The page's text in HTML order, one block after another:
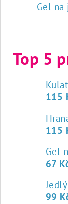
Gel na
Top 5
115
115
Gel
67
99